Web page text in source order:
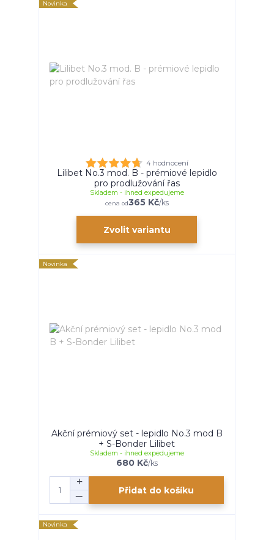
Novinka
4 hodnocení
Lilibet No.3 mod. B - prémiové lepidlo
pro prodlužování řas
cena od365 Kč/ks
Skladem - ihned expedujeme
Zvolit variantu
Novinka
Akční prémiový set - lepidlo No.3 mod B
+ S-Bonder Lilibet
680 Kč/ks
Skladem - ihned expedujeme
Přidat do košíku
Novinka